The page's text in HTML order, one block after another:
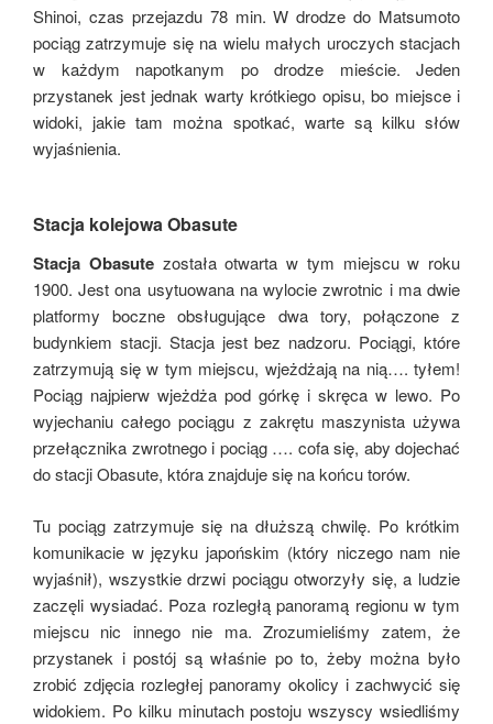
Shinoi, czas przejazdu 78 min. W drodze do Matsumoto
pociąg zatrzymuje się na wielu małych uroczych stacjach
w każdym napotkanym po drodze mieście. Jeden
przystanek jest jednak warty krótkiego opisu, bo miejsce i
widoki, jakie tam można spotkać, warte są kilku słów
wyjaśnienia.
Stacja kolejowa Obasute
Stacja Obasutezostała otwarta w tym miejscu w roku
1900. Jest ona usytuowana na wylocie zwrotnic i ma dwie
platformy boczne obsługujące dwa tory, połączone z
budynkiem stacji. Stacja jest bez nadzoru. Pociągi, które
zatrzymują się w tym miejscu, wjeżdżają na nią…. tyłem!
Pociąg najpierw wjeżdża pod górkę i skręca w lewo. Po
wyjechaniu całego pociągu z zakrętu maszynista używa
przełącznika zwrotnego i pociąg …. cofa się, aby dojechać
do stacji Obasute, która znajduje się na końcu torów.
Tu pociąg zatrzymuje się na dłuższą chwilę. Po krótkim
komunikacie w języku japońskim (który niczego nam nie
wyjaśnił), wszystkie drzwi pociągu otworzyły się, a ludzie
zaczęli wysiadać. Poza rozległą panoramą regionu w tym
miejscu nic innego nie ma. Zrozumieliśmy zatem, że
przystanek i postój są właśnie po to, żeby można było
zrobić zdjęcia rozległej panoramy okolicy i zachwycić się
widokiem. Po kilku minutach postoju wszyscy wsiedliśmy